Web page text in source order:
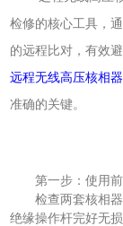
检修的核心工具，
的远程比对，有效
远程无线高压核相器
准确的关键。
第一步：使用前
检查两套核相器
绝缘操作杆完好无